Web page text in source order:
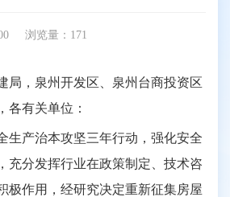
浏览量： 171
局，泉州开发区、泉州台商投资区
各有关单位：
生产治本攻坚三年行动，强化安全
充分发挥行业在政策制定、技术咨
极作用，经研究决定重新征集房屋